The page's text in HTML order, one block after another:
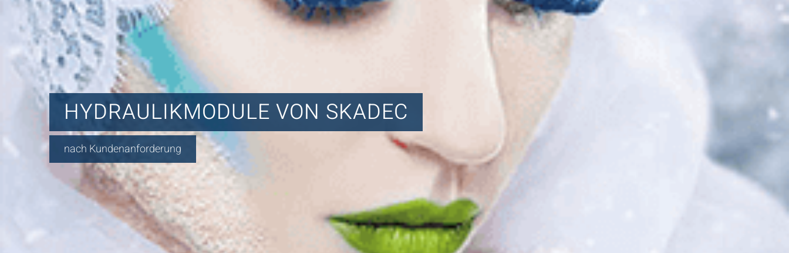
HYDRAULIKMODULE VON SKADEC
nach Kundenanforderung